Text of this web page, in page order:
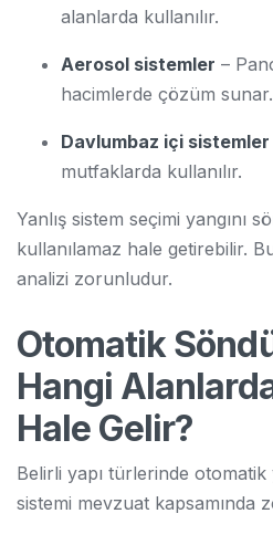
alanlarda kullanılır.
Aerosol sistemler –
hacimlerde çözüm sunar.
Davlumbaz içi sistemler
mutfaklarda kullanılır.
Yanlış sistem seçimi yangını
kullanılamaz hale getirebilir.
analizi zorunludur.
Otomatik
Hangi
Hale Gelir?
Belirli yapı türlerinde otomatik
sistemi mevzuat kapsamında